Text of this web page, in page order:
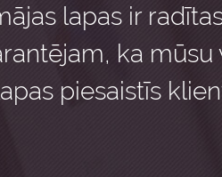
lapas ir
ka mūsu
piesaistīs